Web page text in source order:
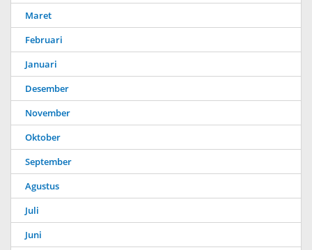
Maret
Februari
Januari
Desember
November
Oktober
September
Agustus
Juli
Juni